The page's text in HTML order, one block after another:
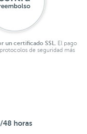
un certificado SSL. El pago
de seguridad más
48 horas